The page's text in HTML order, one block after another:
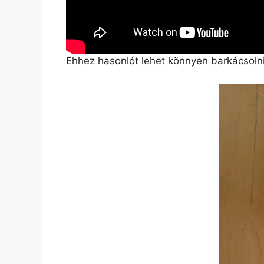
Ehhez hasonlót lehet könnyen